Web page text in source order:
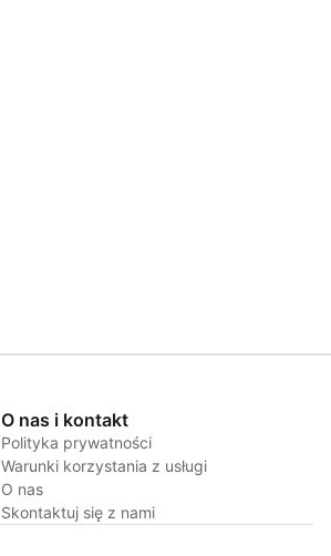
O nas i kontakt
Polityka prywatności
Warunki korzystania z usługi
O nas
Skontaktuj się z nami